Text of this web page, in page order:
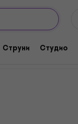
Струни Студио